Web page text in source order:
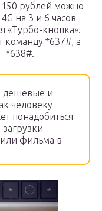
150 рублей можно
на 3 и 6 часов
«Турбо-кнопка».
команду *637#, а
*638#.
дешевые и
человеку
понадобиться
фильма в